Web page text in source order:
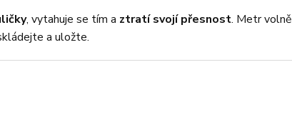
, vytahuje se tím a ztratí svojí přesnost. Metr volně
a uložte.